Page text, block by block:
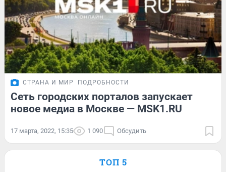
СТРАНА И МИР ПОДРОБНОСТИ
Сеть городских порталов запускает
новое медиа в Москве — MSK1.RU
17 марта, 2022, 15:35 1 090 Обсудить
ТОП 5